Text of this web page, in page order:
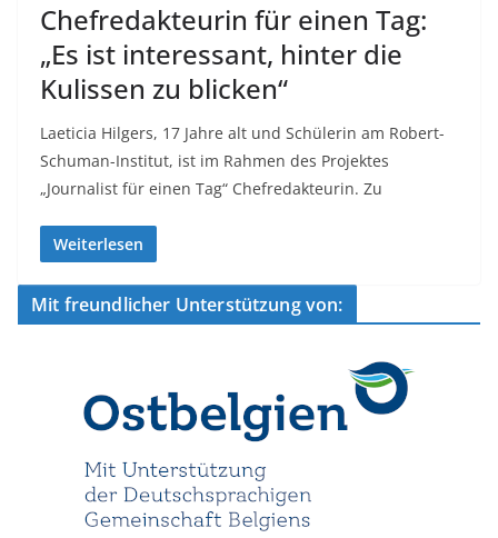
Chefredakteurin für einen Tag:
„Es ist interessant, hinter die
Kulissen zu blicken“
Laeticia Hilgers, 17 Jahre alt und Schülerin am Robert-
Schuman-Institut, ist im Rahmen des Projektes
„Journalist für einen Tag“ Chefredakteurin. Zu
Weiterlesen
Mit freundlicher Unterstützung von: